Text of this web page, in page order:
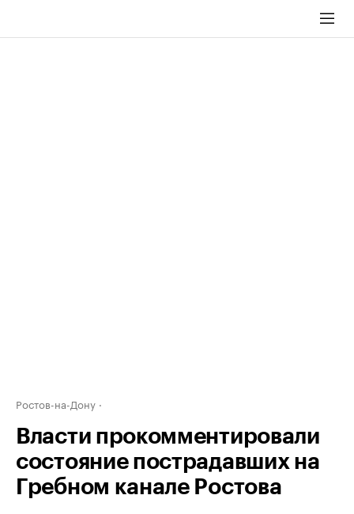
Ростов-на-Дону
Власти прокомментировали
состояние пострадавших на
Гребном канале Ростова